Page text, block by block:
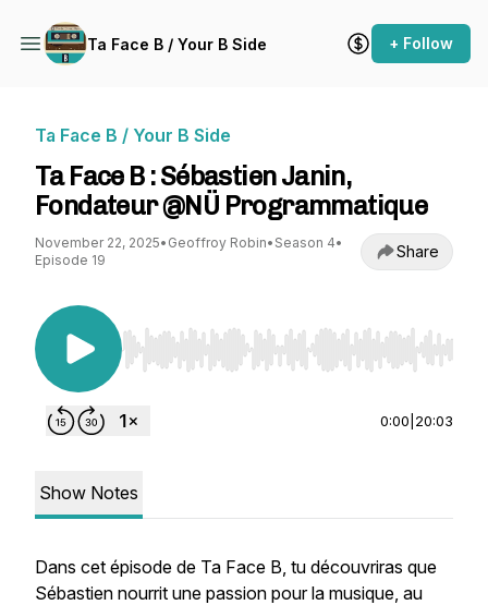
Ta Face B / Your B Side + Follow
Ta Face B / Your B Side
Ta Face B : Sébastien Janin,
Fondateur @NÜ Programmatique
November 22, 2025• Geoffroy Robin• Season 4•
Episode 19
Share
Use Left/Right to seek, Home/End to jump to
0:00 20:03
Show Notes
Dans cet épisode de Ta Face B, tu découvriras que
Sébastien nourrit une passion pour la musique, au